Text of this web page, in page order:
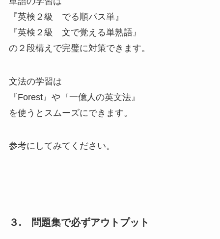
『英検２級 でる順パス単』
『英検２級 文で覚える単熟語』
の２段構えで完璧に対策できます。
文法の学習は
『Forest』や『一億人の英文法』
を使うとスムーズにできます。
参考にしてみてください。
３. 問題集で必ずアウトプット